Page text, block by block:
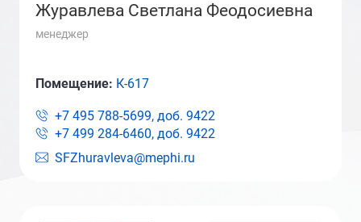
Журавлева Светлана Феодосиевна
менеджер
SFZhuravleva@mephi.ru
Помещение: К-617
+7 495 788-5699, доб. 9422
+7 499 284-6460, доб. 9422